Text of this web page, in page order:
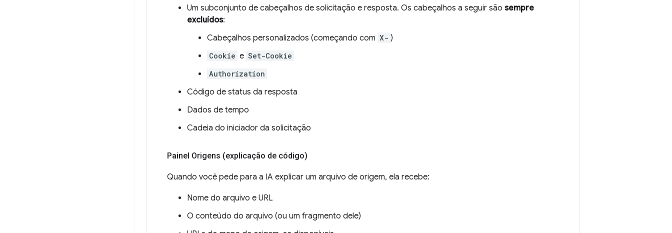
Um subconjunto de cabeçalhos de solicitação e resposta. Os cabeçalhos a seguir são sempre
excluídos:
Cabeçalhos personalizados (começando com X- )
Cookie e Set-Cookie
Authorization
Código de status da resposta
Dados de tempo
Cadeia do iniciador da solicitação
Painel Origens (explicação de código)
Quando você pede para a IA explicar um arquivo de origem, ela recebe:
Nome do arquivo e URL
O conteúdo do arquivo (ou um fragmento dele)